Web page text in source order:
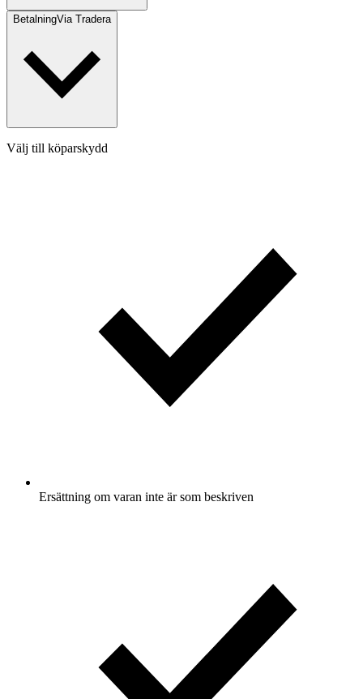
BetalningVia Tradera
Välj till köparskydd
Ersättning om varan inte är som beskriven